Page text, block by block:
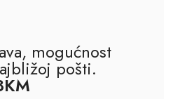
mogućnost
pošti.